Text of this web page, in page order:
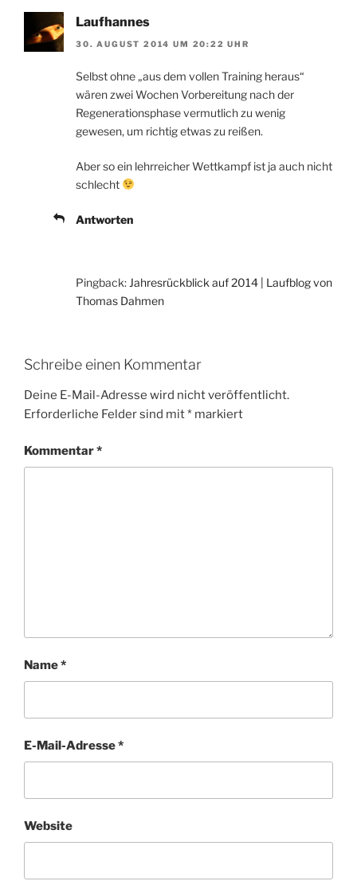
Laufhannes
30. AUGUST 2014 UM 20:22 UHR
Selbst ohne „aus dem vollen Training heraus“
wären zwei Wochen Vorbereitung nach der
Regenerationsphase vermutlich zu wenig
gewesen, um richtig etwas zu reißen.
Aber so ein lehrreicher Wettkampf ist ja auch nicht
schlecht
Antworten
Pingback: Jahresrückblick auf 2014 | Laufblog von
Thomas Dahmen
Schreibe einen Kommentar
Deine E-Mail-Adresse wird nicht veröffentlicht.
Erforderliche Felder sind mit* markiert
Kommentar*
Name*
E-Mail-Adresse*
Website